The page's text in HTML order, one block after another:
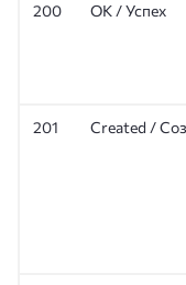
200 OK / Успех
201 Created /